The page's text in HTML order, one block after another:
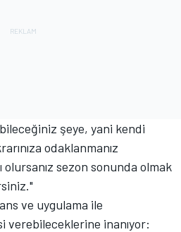
şeye, yani kendi
odaklanmanız
sezon sonunda olmak
ve uygulama ile
verebileceklerine inanıyor: